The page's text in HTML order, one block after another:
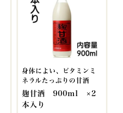
身体によい、ビタミンミ
ネラルたっぷりの甘酒
麹甘酒 900ml ×2
本入り